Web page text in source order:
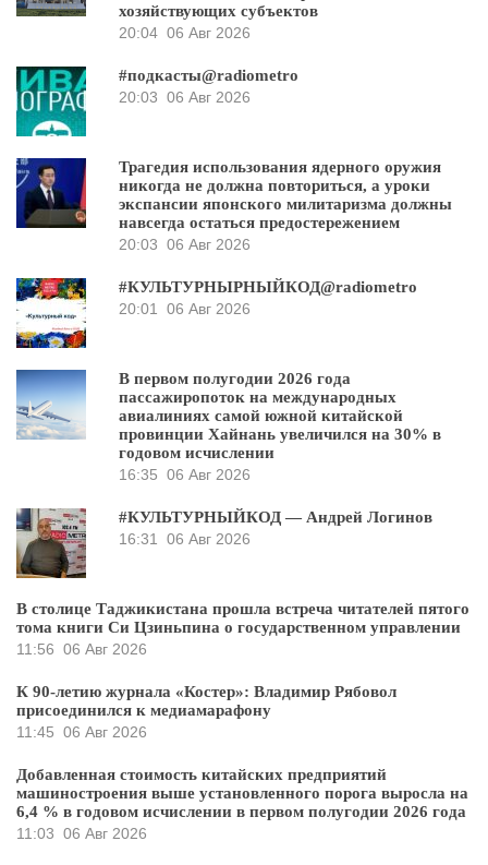
хозяйствующих субъектов
20:04 06 Авг 2026
#подкасты@radiometro
20:03 06 Авг 2026
Трагедия использования ядерного оружия
никогда не должна повториться, а уроки
экспансии японского милитаризма должны
навсегда остаться предостережением
20:03 06 Авг 2026
#КУЛЬТУРНЫРНЫЙКОД@radiometro
20:01
06 Авг 2026
В первом полугодии 2026 года
пассажиропоток на международных
авиалиниях самой южной китайской
провинции Хайнань увеличился на 30% в
годовом исчислении
16:35 06 Авг 2026
#КУЛЬТУРНЫЙКОД — Андрей Логинов
16:31
06 Авг 2026
В столице Таджикистана прошла встреча читателей пятого
тома книги Си Цзиньпина о государственном управлении
11:56 06 Авг 2026
К 90-летию журнала «Костер»: Владимир Рябовол
присоединился к медиамарафону
11:45 06 Авг 2026
Добавленная стоимость китайских предприятий
машиностроения выше установленного порога выросла на
6,4 % в годовом исчислении в первом полугодии 2026 года
11:03 06 Авг 2026